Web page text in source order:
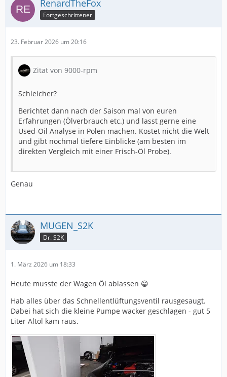
RenardTheFox
Fortgeschrittener
23. Februar 2026 um 20:16
Zitat von 9000-rpm
Schleicher?
Berichtet dann nach der Saison mal von euren
Erfahrungen (Ölverbrauch etc.) und lasst gerne eine
Used-Oil Analyse in Polen machen. Kostet nicht die Welt
und gibt nochmal tiefere Einblicke (am besten im
direkten Vergleich mit einer Frisch-Öl Probe).
Genau
MUGEN_S2K
Dr. S2K
1. März 2026 um 18:33
Heute musste der Wagen Öl ablassen 😁
Hab alles über das Schnellentlüftungsventil rausgesaugt.
Dabei hat sich die kleine Pumpe wacker geschlagen - gut 5
Liter Altöl kam raus.